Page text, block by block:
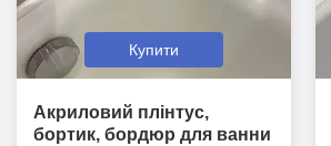
Купити
Акриловий плінтус,
бортик, бордюр для ванни